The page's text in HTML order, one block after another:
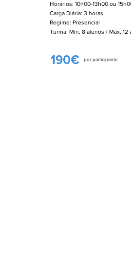
Horários: 10h00-13h00 ou
Carga Diária: 3 horas
Regime: Presencial
Turma: Min. 8 alunos / Máx.
190€ por participante